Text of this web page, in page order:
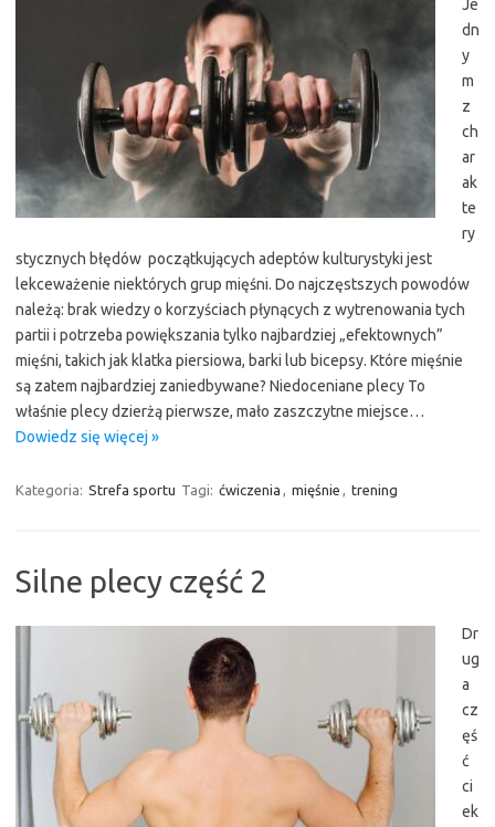
Je
dn
y
m
z
ch
ar
ak
te
ry
stycznych błędów początkujących adeptów kulturystyki jest
lekceważenie niektórych grup mięśni. Do najczęstszych powodów
należą: brak wiedzy o korzyściach płynących z wytrenowania tych
partii i potrzeba powiększania tylko najbardziej „efektownych”
mięśni, takich jak klatka piersiowa, barki lub bicepsy. Które mięśnie
są zatem najbardziej zaniedbywane? Niedoceniane plecy To
właśnie plecy dzierżą pierwsze, mało zaszczytne miejsce…
Dowiedz się więcej »
Kategoria: Strefa sportu Tagi: ćwiczenia , mięśnie , trening
Silne plecy część 2
Dr
ug
a
cz
ęś
ć
ci
ek